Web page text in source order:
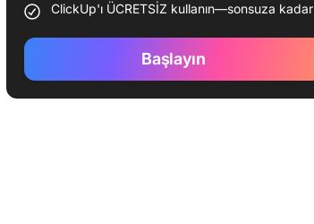
ClickUp'ı ÜCRETSİZ kullanın—sonsuza kadar
Başlayın